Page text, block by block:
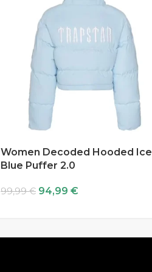
Women Decoded Hooded Ice
Blue Puffer 2.0
99,99€ 94,99 €